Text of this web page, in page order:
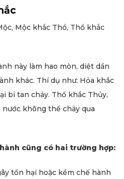
Mộc khắc Thổ, Thổ khắc
này làm hao mòn, diệt dần
khác. Thí dụ như: Hỏa khắc
bi tan chảy. Thổ khắc Thủy,
không thể chảy qua
cũng có hai trường hợp:
tổn hại hoặc kềm chế hành